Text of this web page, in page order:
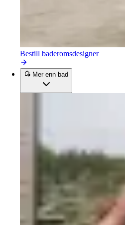
Bestill baderomsdesigner
Mer enn bad